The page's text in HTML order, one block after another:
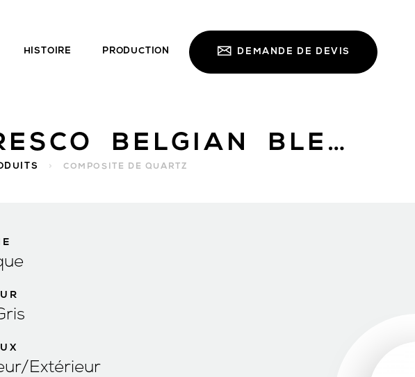
HISTOIRE PRODUCTION DEMANDE DE DEVIS
DIRESCO BELGIAN BLEUE
> COMPOSITE DE QUARTZ
Extérieur